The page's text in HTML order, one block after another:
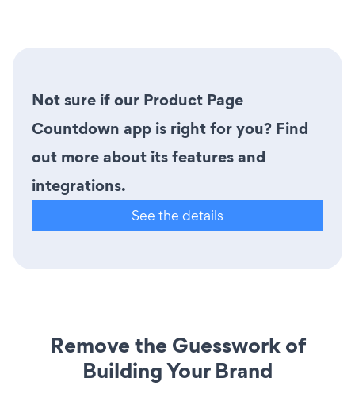
Not sure if our Product Page
Countdown app is right for you? Find
out more about its features and
integrations.
See the details
Remove the Guesswork of
Building Your Brand